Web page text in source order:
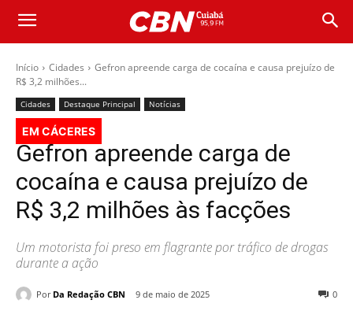
Início Cidades
Gefron apreende carga de cocaína e causa prejuízo de
R$ 3,2 milhões...
Cidades Destaque Principal Notícias
EM CÁCERES
Gefron apreende carga de
cocaína e causa prejuízo de
R$ 3,2 milhões às facções
Um motorista foi preso em flagrante por tráfico de drogas
durante a ação
Por Da Redação CBN 9 de maio de 2025 0